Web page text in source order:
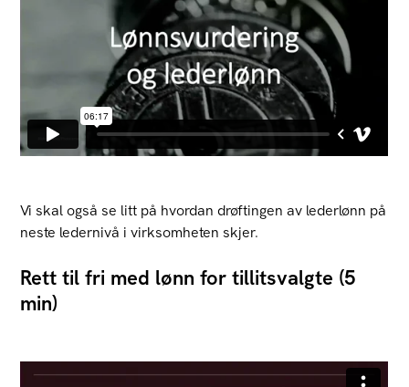
Vi skal også se litt på hvordan drøftingen av lederlønn på
neste ledernivå i virksomheten skjer.
Rett til fri med lønn for tillitsvalgte (5
min)